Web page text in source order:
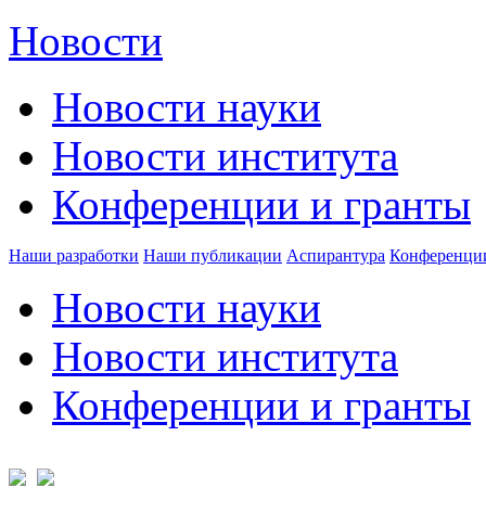
Новости
Новости науки
Новости института
Конференции и гранты
Наши разработки Наши публикации Аспирантура
Новости науки
Новости института
Конференции и гранты